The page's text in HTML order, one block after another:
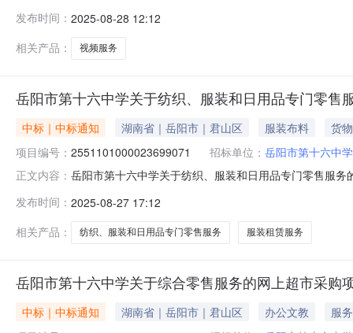
称:湖南省岳阳市君山区报价起止时间:-二、采购单位信
发布时间： 2025-08-28 12:12
相关产品：
视频服务
岳阳市第十六中学关于纺织、服装和日用品专门零售
中标｜中标通知 湖南省｜岳阳市｜君山区 服装布料
货物
项目编号： 2551101000023699071 招标单位： 岳阳市第十六中学
正文内容： 岳阳市第十六中学关于纺织、服装和日用品专门零售服
项目所在行政区划编码:430611项目所在行政区划名称:
发布时间： 2025-08-27 17:12
相关产品：
纺织、服装和日用品专门零售服务 服装租赁服务
岳阳市第十六中学关于综合零售服务的网上超市采购
中标｜中标通知 湖南省｜岳阳市｜君山区 办公文教
服务